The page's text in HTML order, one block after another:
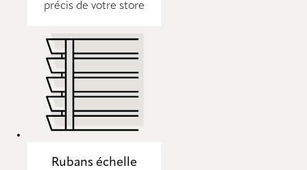
précis de votre store
Rubans échelle